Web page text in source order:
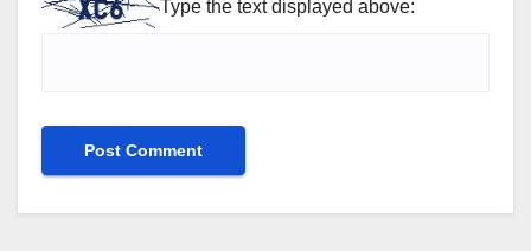
Type the text displayed above: